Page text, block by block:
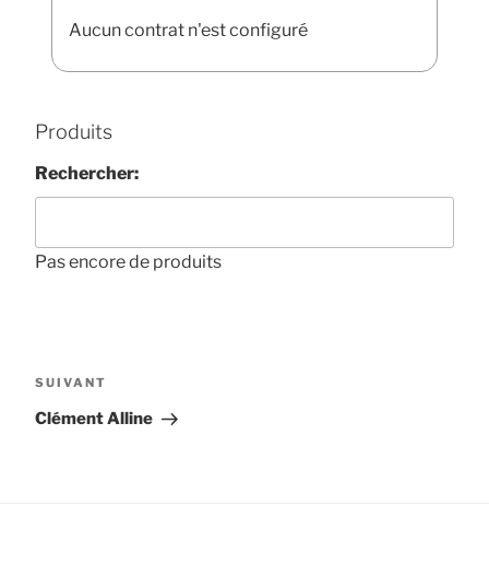
Aucun contrat n'est configuré
Produits
Rechercher:
Pas encore de produits
de
l’article
Article
suivant
SUIVANT
Clément Alline